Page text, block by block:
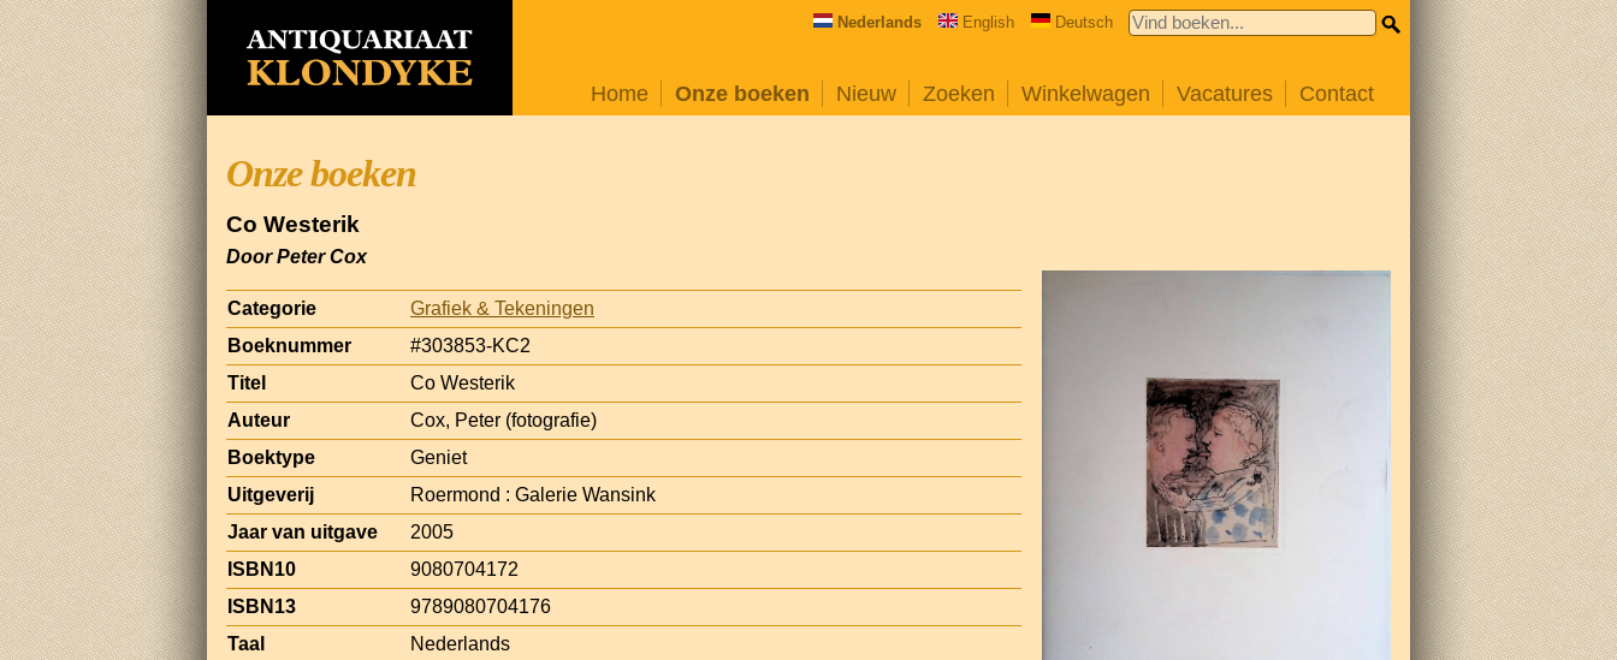
Nederlands English Deutsch
Home Onze boeken Nieuw Zoeken Winkelwagen Vacatures Contact
Onze boeken
Co Westerik
Door Peter Cox
Categorie
Grafiek & Tekeningen
Boeknummer
#303853-KC2
Titel
Co Westerik
Auteur
Cox, Peter (fotografie)
Boektype
Geniet
Uitgeverij
Roermond : Galerie Wansink
Jaar van uitgave
2005
ISBN10
9080704172
ISBN13
9789080704176
Taal
Nederlands